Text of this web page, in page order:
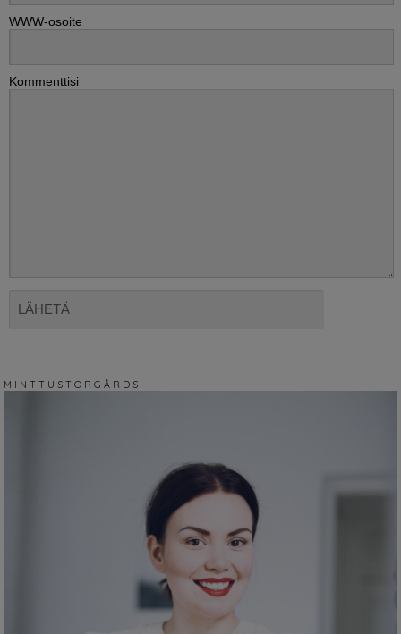
WWW-osoite
Kommenttisi
M I N T T U S T O R G Å R D S